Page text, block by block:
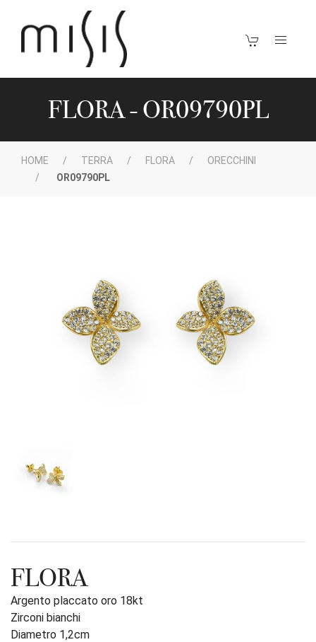
FLORA - OR09790PL
HOME TERRA FLORA
ORECCHINI
OR09790PL
FLORA
Argento placcato oro 18kt
Zirconi bianchi
Diametro 1,2cm